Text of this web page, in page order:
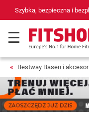
Szybka, bezpieczna i
Bestway Basen i